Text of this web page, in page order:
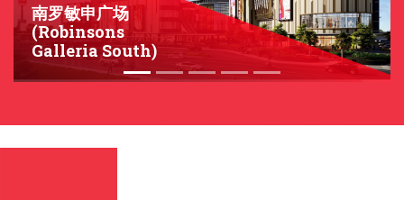
南罗敏申广场
(Robinsons
Galleria South)